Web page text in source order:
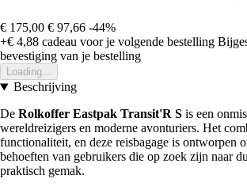
€ 175,00 € 97,66 -44%
+€ 4,88 cadeau voor je volgende bestelling
bevestiging van je bestelling
Loading...
Beschrijving
De Rolkoffer Eastpak Transit'R S is een
wereldreizigers en moderne avonturiers. Het
functionaliteit, en deze reisbagage is ontworpen
behoeften van gebruikers die op zoek zijn naar
praktisch gemak.